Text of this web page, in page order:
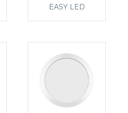
EASY LED